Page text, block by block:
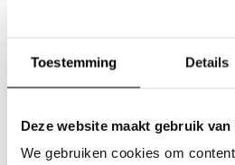
Toestemming Details
Deze website maakt gebruik van
We gebruiken cookies om
Uncategorized